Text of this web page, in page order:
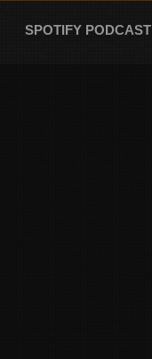
SPOTIFY PODCAST